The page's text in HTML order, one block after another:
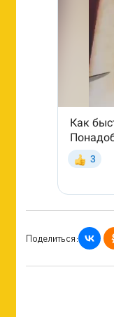
Поделиться: